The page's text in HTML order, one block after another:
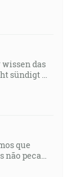
wissen das
sündigt ...
que
não peca...